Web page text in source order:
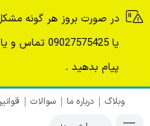
یا
پیام بدهید .
وبلاگ درباره ما سوالات